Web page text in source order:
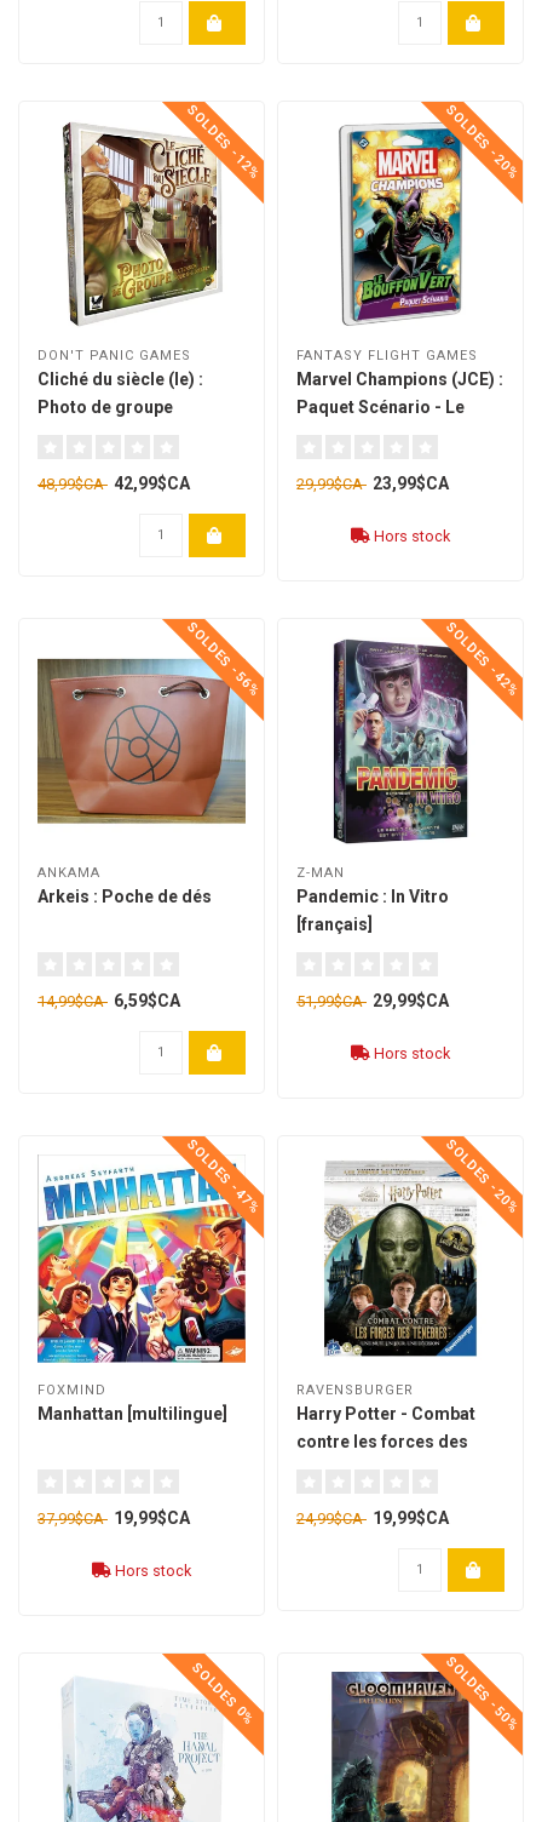
SOLDES -12%
DON'T PANIC GAMES
Cliché du siècle (le) :
Photo de groupe
48,99$CA 42,99$CA
SOLDES -20%
FANTASY FLIGHT GAMES
Marvel Champions (JCE) :
Paquet Scénario - Le
29,99$CA 23,99$CA
Hors stock
SOLDES -56%
ANKAMA
Arkeis : Poche de dés
14,99$CA 6,59$CA
SOLDES -42%
Z-MAN
Pandemic : In Vitro
[français]
51,99$CA 29,99$CA
Hors stock
SOLDES -47%
FOXMIND
Manhattan [multilingue]
37,99$CA 19,99$CA
Hors stock
SOLDES -20%
RAVENSBURGER
Harry Potter - Combat
contre les forces des
endommagée - 01**
24,99$CA 19,99$CA
SOLDES 0% SOLDES -50%